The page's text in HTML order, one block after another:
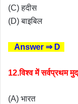
(C) हदीस
(D) बाइबिल
Answer ⇒ D
12.विश्व में सर्वप्रथम
(A) भारत